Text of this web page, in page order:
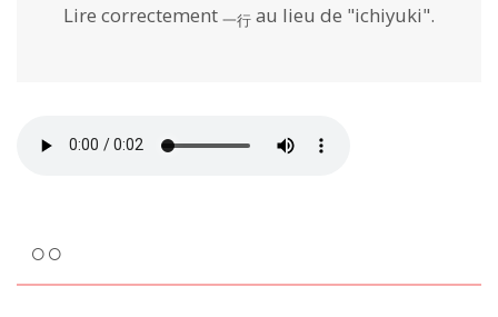
Lire correctement 一行 au lieu de "ichiyuki".
○○